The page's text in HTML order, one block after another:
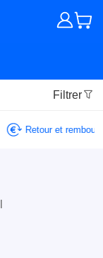
Filtrer
Retour et